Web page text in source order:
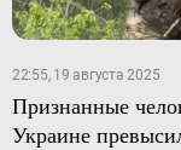
22:55, 19 августа 2025
Признанные
Украине